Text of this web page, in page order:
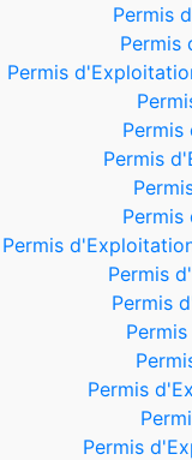
Permis
Permis
Permis
Permis
Permis
Permis
Permis
Permis
Permis